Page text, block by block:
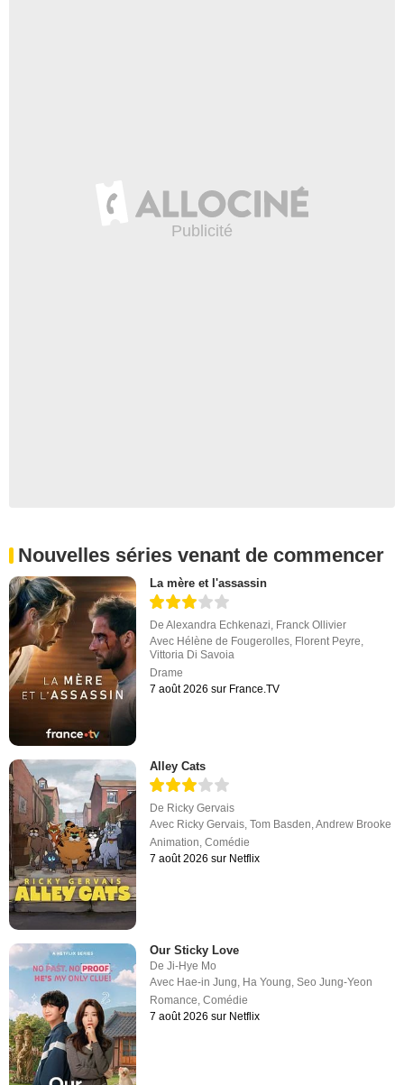
Nouvelles séries venant de commencer
La mère et l'assassin
DeAlexandra Echkenazi, Franck Ollivier
Avec Hélène de Fougerolles, Florent Peyre,
Vittoria Di Savoia
Drame
7 août 2026 sur France.TV
Alley Cats
De Ricky Gervais
Avec Ricky Gervais,Tom Basden,Andrew Brooke
Animation,Comédie
7 août 2026 sur Netflix
Our Sticky Love
DeJi-Hye Mo
Avec Hae-in Jung Ha Young ,Seo Jung-Yeon
Romance ,Comédie
7 août 2026 sur Netflix